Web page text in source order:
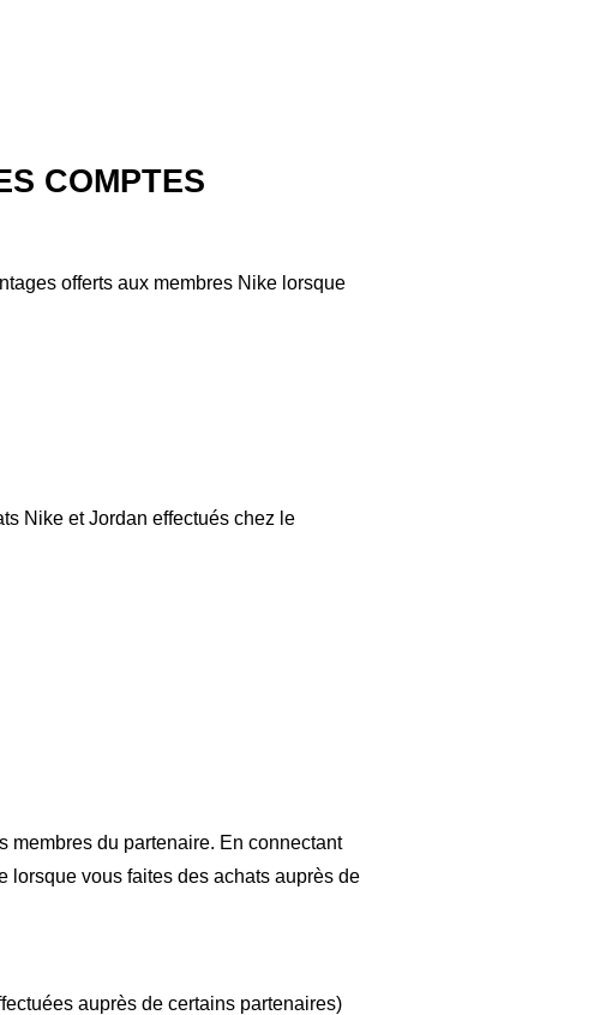
COMPTES
offerts aux membres Nike lorsque
Nike et Jordan effectués chez le
membres du partenaire. En connectant
lorsque vous faites des achats auprès de
auprès de certains partenaires)